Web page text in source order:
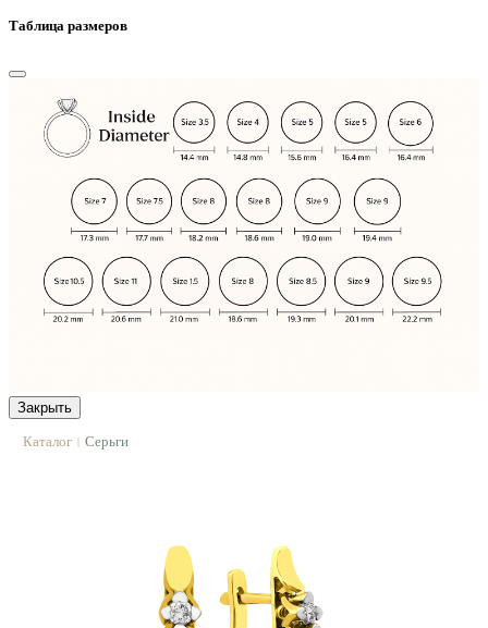
Таблица размеров
Закрыть
Каталог | Серьги